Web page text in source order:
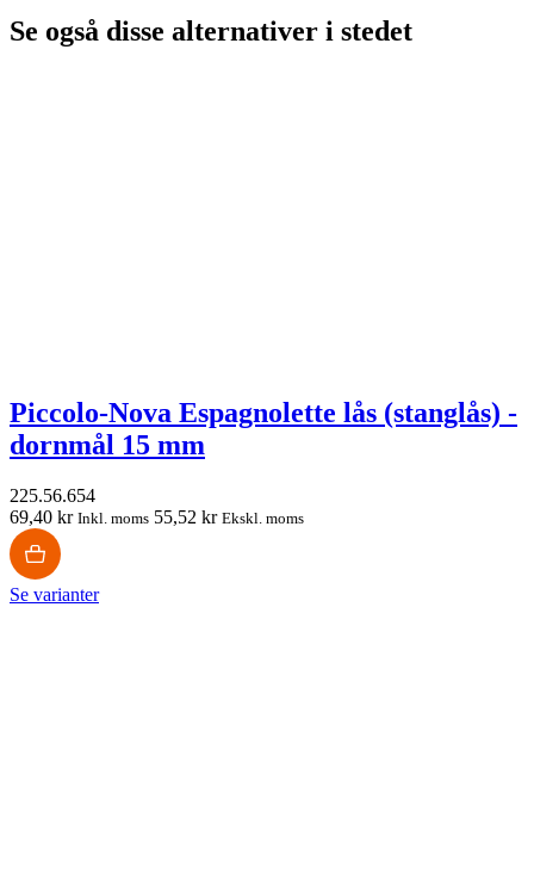
Se også disse alternativer i stedet
Piccolo-Nova Espagnolette lås (stanglås) -
dornmål 15 mm
225.56.654
69,40 kr Inkl. moms 55,52 kr Ekskl. moms
Se varianter